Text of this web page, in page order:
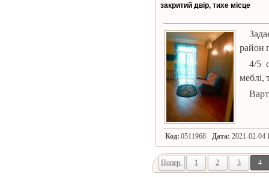
закритий двір, тихе місце
район
4/5
меблі,
Код: 0511968 Дата: 2021-02-04
Попер. 1 2 3 4